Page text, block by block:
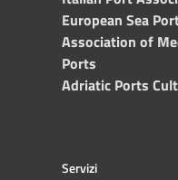
European Sea
Association of
Ports
Adriatic Ports
Servizi